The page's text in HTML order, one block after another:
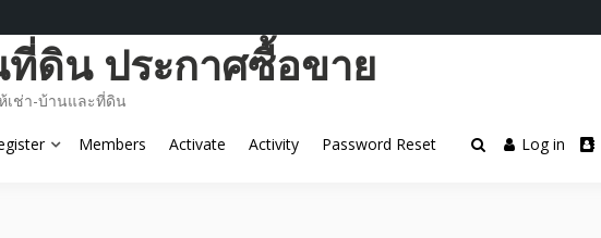
ดิน ประกาศซื้อขาย
ช่า-บ้านและที่ดิน
Members Activate Activity Password Reset Log in